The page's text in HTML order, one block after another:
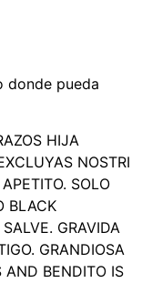
donde pueda
HIJA
NOSTRI
SOLO
BLACK
GRAVIDA
GRANDIOSA
AND BENDITO IS